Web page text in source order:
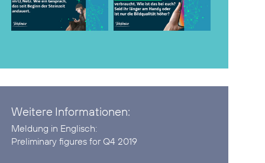
Weitere Informationen:
Preliminary figures for Q4 2019